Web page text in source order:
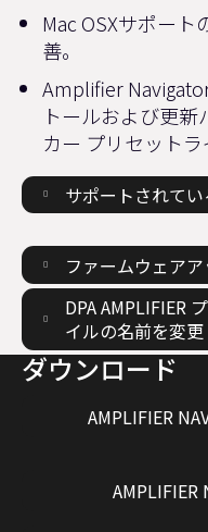
Mac OSXサポー
善。
Amplifier
トールおよび更
カー プリセット
サポートされて
ファームウェア
DPA AMPLIFIER
イルの名前を変更
ダウンロード
AMPLIFIER
AMPLIFIER